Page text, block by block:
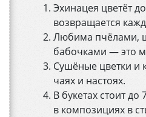
Эхинацея цветёт
возвращается
Любима пчёлами,
бабочками — это
Сушёные цветки и
чаях и настоях.
В букетах стоит
в композициях в